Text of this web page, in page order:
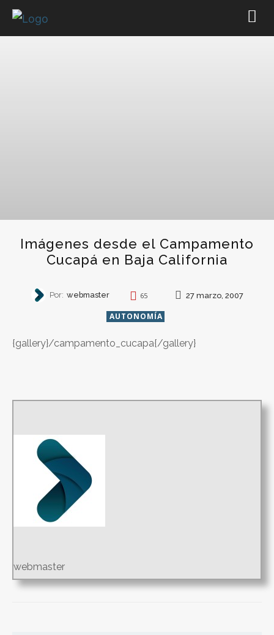
Imágenes desde el Campamento
Cucapá en Baja California
Por: webmaster 65 27 marzo, 2007
AUTONOMÍA
{gallery}/campamento_cucapa{/gallery}
webmaster